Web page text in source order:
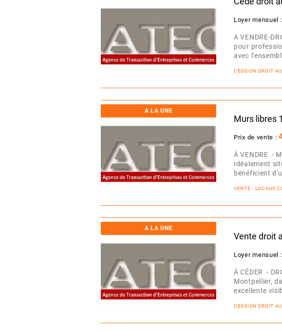
Loyer mensuel :
A VENDRE-
pour
avec
CESSION DROIT
A LA UNE
Murs libres
Prix de vente :
À VENDRE -
Idéalement
bénéficient
VENTE - LOCAUX
A LA UNE
Vente droit
Loyer mensuel :
À CÉDER -
Montpellier,
excellente
CESSION DROIT